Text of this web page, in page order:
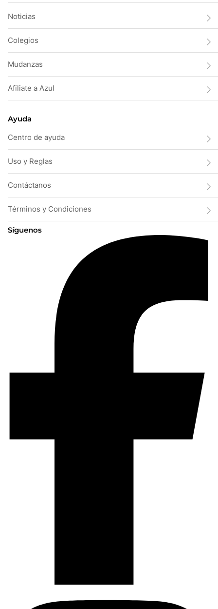
Noticias
Colegios
Mudanzas
Afiliate a Azul
Ayuda
Centro de ayuda
Uso y Reglas
Contáctanos
Términos y Condiciones
Síguenos